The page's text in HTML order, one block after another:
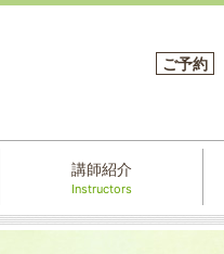
ご予約
講師紹介
Instructors